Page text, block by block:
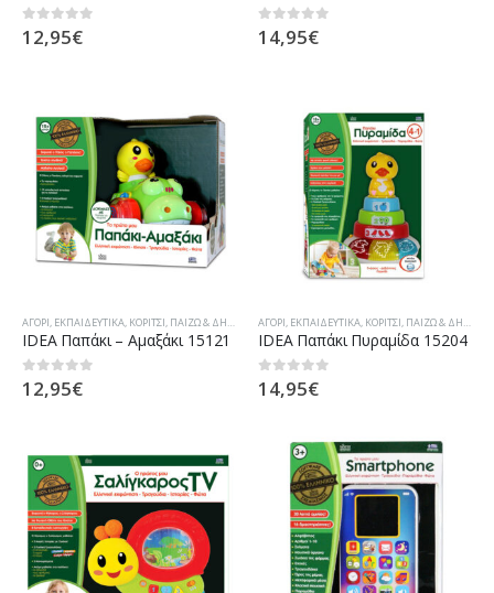
0 out of 5
12,95€ 0 out of 5
14,95€
ΑΓΌΡΙ, ΕΚΠΑΙΔΕΥΤΙΚΆ, ΚΟΡΊΤΣΙ, ΠΑΊΖΩ & ΔΗΜΙΟΥΡΓΏ
IDEA Παπάκι – Αμαξάκι 15121
0 out of 5
12,95€
ΑΓΌΡΙ, ΕΚΠΑΙΔΕΥΤΙΚΆ, ΚΟΡΊΤΣΙ, ΠΑΊΖΩ & ΔΗΜΙΟΥΡΓΏ
IDEA Παπάκι Πυραμίδα 15204
0 out of 5
14,95€